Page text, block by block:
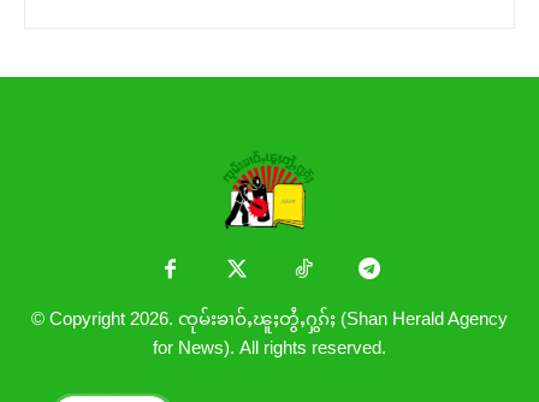
© Copyright 2026. ၸုမ်းၶၢဝ်ႇၽူႈတွႆႇႁွၵ်ႈ (Shan Herald Agency
for News). All rights reserved.